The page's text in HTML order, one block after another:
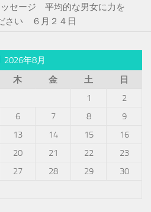
セージ 平均的な男女に力を
さい ６月２４日
2026年8月
木 金 土
日
1
2
6 7 8
9
13 14 15
16
20 21 22
23
27 28 29
30